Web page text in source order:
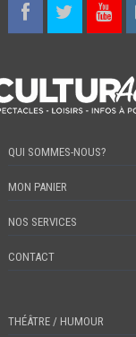
QUI SOMMES-NOUS?
MON PANIER
NOS SERVICES
CONTACT
THÉÂTRE / HUMOUR